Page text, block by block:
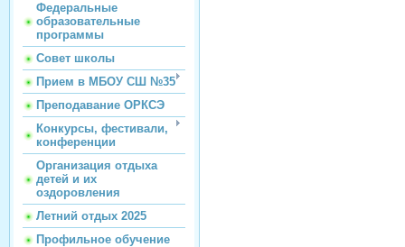
Федеральные
образовательные
программы
Совет школы
Прием в МБОУ СШ №35
Преподавание ОРКСЭ
Конкурсы, фестивали,
конференции
Организация отдыха
детей и их
оздоровления
Летний отдых 2025
Профильное обучение